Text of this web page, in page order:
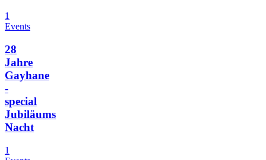
1
Events
28
Jahre
Gayhane
-
special
Jubiläums
Nacht
1